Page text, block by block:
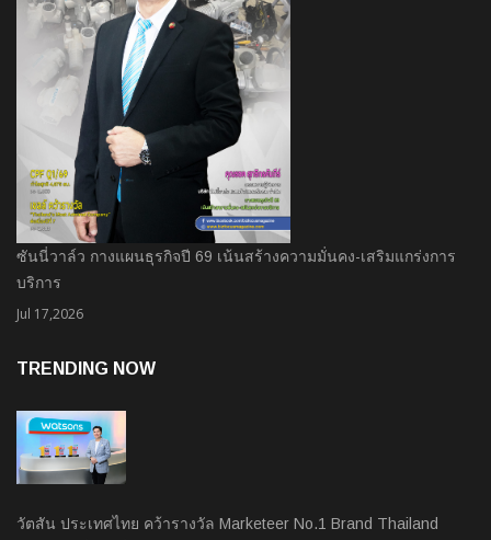
ซันนี่วาล์ว กางแผนธุรกิจปี 69 เน้นสร้างความมั่นคง-เสริมแกร่งการ
บริการ
Jul 17,2026
TRENDING NOW
วัตสัน ประเทศไทย คว้ารางวัล Marketeer No.1 Brand Thailand